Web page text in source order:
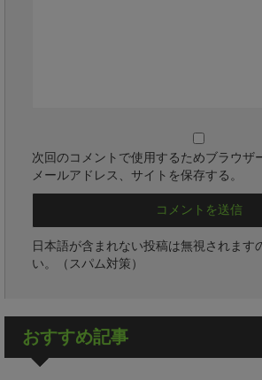
次回のコメントで使用するためブラウザ
メールアドレス、サイトを保存する。
日本語が含まれない投稿は無視されます
い。（スパム対策）
おすすめ記事